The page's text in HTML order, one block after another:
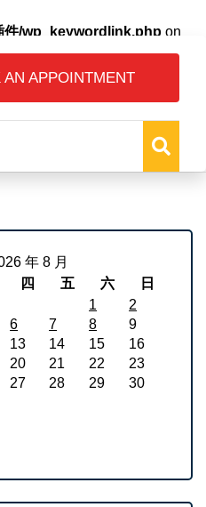
件/wp_keywordlink.php on
AN APPOINTMENT
年 8 月
四 五 六
日
1
2
6 7 8
9
13 14 15
16
20 21 22
23
27 28 29
30